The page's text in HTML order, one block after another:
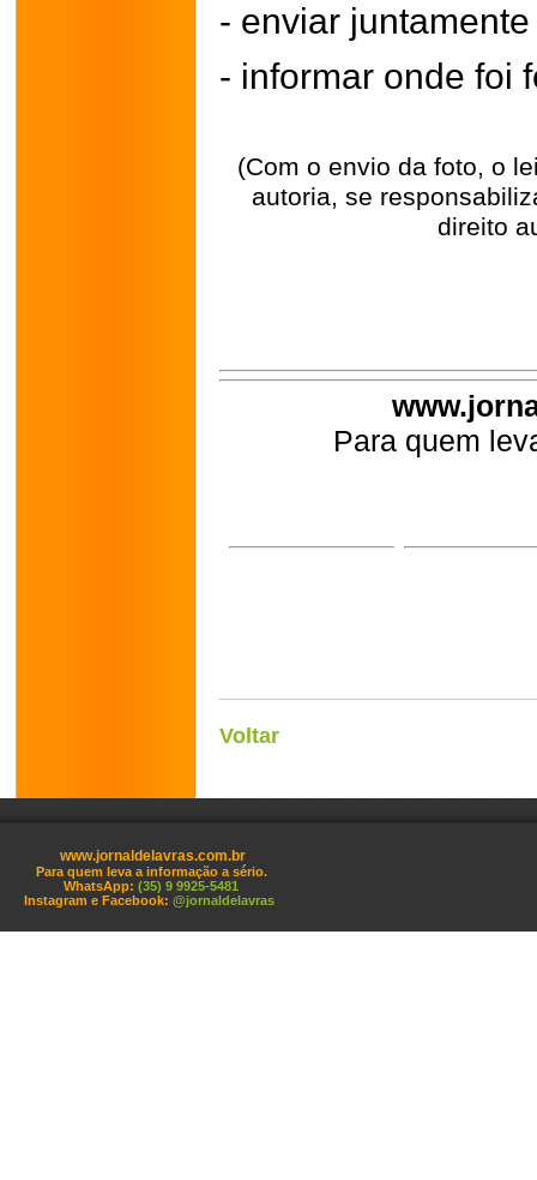
- enviar
- informar onde foi
(Com o envio da foto, o
autoria, se
direito
Para quem
Voltar
www.jornaldelavras.com.br
Para quem leva a informação a sério.
WhatsApp: (35) 9 9925-5481
Instagram e Facebook: @jornaldelavras